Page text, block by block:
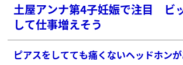
土屋アンナ第4子妊娠で注目 ビ
して仕事増えそう
ピアスをしてても痛くないヘッドホン